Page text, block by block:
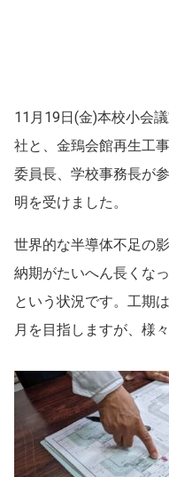
11月19日(金)本校小会
社と、金鵄会館再生工
委員長、学校事務長が
明を受けました。
世界的な半導体不足の
納期がたいへん長くな
という状況です。工期
月を目指しますが、様